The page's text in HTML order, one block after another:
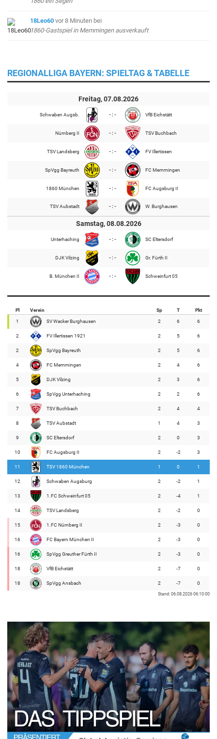
18Leo60 vor 8 Minuten bei
1860-Gastspiel in Memmingen ausverkauft
REGIONALLIGA BAYERN: SPIELTAG & TABELLE
Freitag, 07.08.2026
Schwaben Augsb. - : - VfB Eichstätt
Nürnberg II - : - TSV Buchbach
TSV Landsberg - : - FV Illertissen
SpVgg Bayreuth - : - FC Memmingen
1860 München - : - FC Augsburg II
TSV Aubstadt - : - W. Burghausen
Samstag, 08.08.2026
Unterhaching - : - SC Eltersdorf
DJK Vilzing - : - Gr. Fürth II
B. München II - : - Schweinfurt 05
Pl Verein Sp T Pkt
1 SV Wacker Burghausen 2 6 6
2 FV Illertissen 1921 2 5 6
2 SpVgg Bayreuth 2 5 6
4 FC Memmingen 2 4 6
5 DJK Vilzing 2 3 6
6 SpVgg Unterhaching 2 2 6
7 TSV Buchbach 2 4 4
8 TSV Aubstadt 1 4 3
9 SC Eltersdorf 2 0 3
10 FC Augsburg II 2 -2 3
11 TSV 1860 München 1 0 1
12 Schwaben Augsburg 2 -2 1
13 1.FC Schweinfurt 05 2 -4 1
14 TSV Landsberg 2 -2 0
15 1.FC Nürnberg II 2 -3 0
16 FC Bayern München II 2 -3 0
16 SpVgg Greuther Fürth II 2 -3 0
18 VfB Eichstätt 2 -7 0
18 SpVgg Ansbach 2 -7 0
Stand: 06.08.2026 06:10:00